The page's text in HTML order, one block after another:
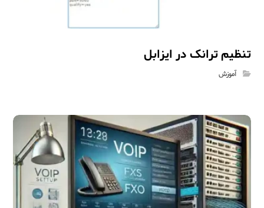
تنظیم ترانک در ایزابل
آموزش